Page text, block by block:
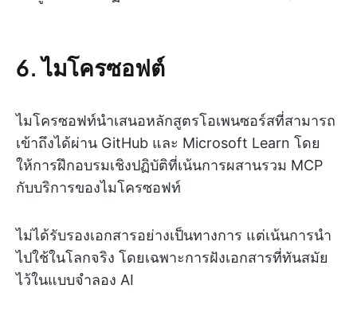
6. ไมโครซอฟต์
ไมโครซอฟท์นำเสนอหลักสูตรโอเพนซอร์สที่สามารถ
เข้าถึงได้ผ่าน GitHub และ Microsoft Learn โดย
ให้การฝึกอบรมเชิงปฏิบัติที่เน้นการผสานรวม MCP
กับบริการของไมโครซอฟท์
ไม่ได้รับรองเอกสารอย่างเป็นทางการ แต่เน้นการนำ
ไปใช้ในโลกจริง โดยเฉพาะการฝังเอกสารที่ทันสมัย
ไว้ในแบบจำลอง AI